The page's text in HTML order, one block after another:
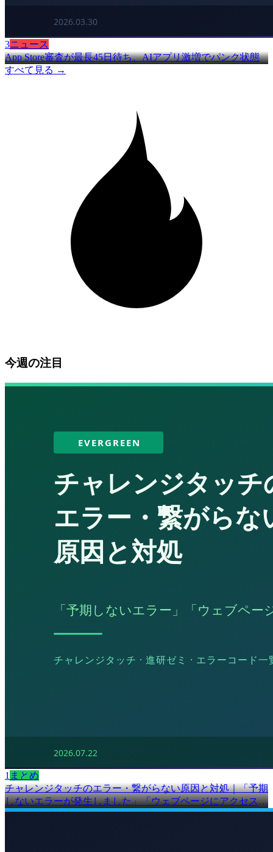
3ニュース
App Store審査が最長45日待ち、AIアプリ激増でパンク状態
すべて見る →
今週の注目
1 まとめ
チャレンジタッチのエラー・繋がらない原因と対処｜「予期
しないエラーが発生しました」「ウェブページにアクセスで
きません」